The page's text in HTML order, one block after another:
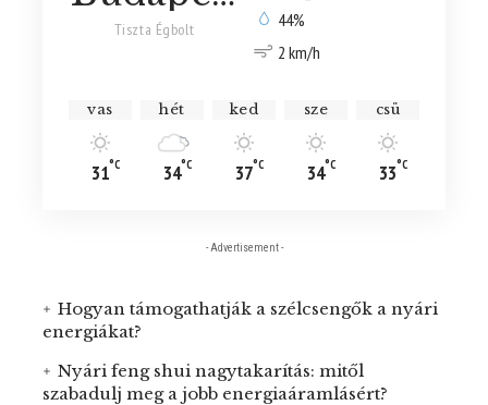
Tiszta Égbolt
44%
2 km/h
vas
31°C
hét
34°C
ked
37°C
sze
34°C
csü
33°C
- Advertisement -
Hogyan támogathatják a szélcsengők a nyári
energiákat?
Nyári feng shui nagytakarítás: mitől
szabadulj meg a jobb energiaáramlásért?